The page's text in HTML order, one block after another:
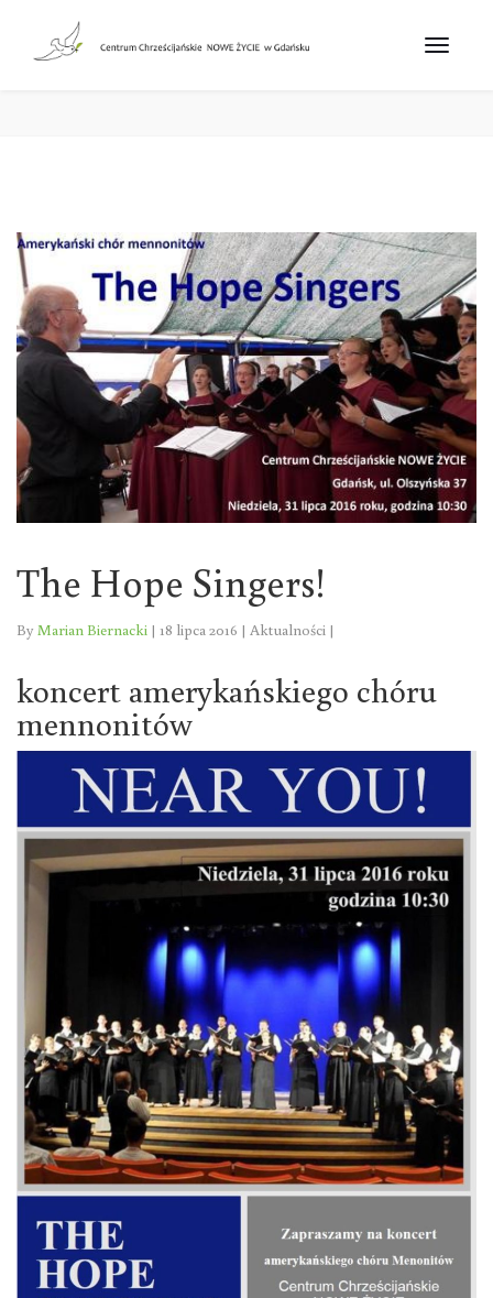
The Hope Singers!
By Marian Biernacki | 18 lipca 2016 | Aktualności |
koncert amerykańskiego chóru
mennonitów